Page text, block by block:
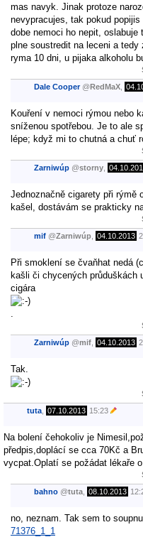
mas navyk. Jinak protoze
nevypracujes, tak pokud
dobe nemoci ho nepit,
plne soustredit na leceni a
ryma 10 dni, u pijaka alkoholu
Dale Cooper @RedMaX
Kouření v nemoci rýmou nebo
sníženou spotřebou. Je to ale
lépe; když mi to chutná a chuť
Zarniwúp @storny
Jednoznačně cigarety při rýmě
kašel, dostávám se prakticky
mif @Zarniwúp 04.10.2013
Při smoklení se čvaňhat nedá
kašli či chycených průduškách
cigára
Zarniwúp @mif 04.10.2013
Tak.
tuta 07.10.2013 15:23
Na bolení čehokoliv je
předpis,doplácí se cca 70Kč a
vycpat.Oplatí se požádat lékaře o
bahno @tuta 08.10.2013
no, neznam. Tak sem to
71376_1_1